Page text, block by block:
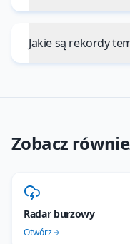
Jakie są rekordy
Zobacz
Radar burzowy
Otwórz